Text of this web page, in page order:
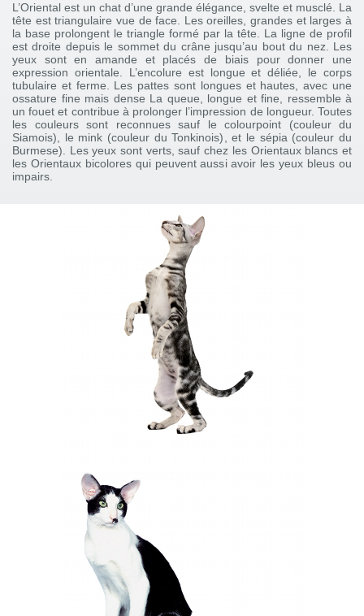
L’Oriental est un chat d’une grande élégance, svelte et musclé. La
tête est triangulaire vue de face. Les oreilles, grandes et larges à
la base prolongent le triangle formé par la tête. La ligne de profil
est droite depuis le sommet du crâne jusqu’au bout du nez. Les
yeux sont en amande et placés de biais pour donner une
expression orientale. L’encolure est longue et déliée, le corps
tubulaire et ferme. Les pattes sont longues et hautes, avec une
ossature fine mais dense La queue, longue et fine, ressemble à
un fouet et contribue à prolonger l’impression de longueur. Toutes
les couleurs sont reconnues sauf le colourpoint (couleur du
Siamois), le mink (couleur du Tonkinois), et le sépia (couleur du
Burmese). Les yeux sont verts, sauf chez les Orientaux blancs et
les Orientaux bicolores qui peuvent aussi avoir les yeux bleus ou
impairs.